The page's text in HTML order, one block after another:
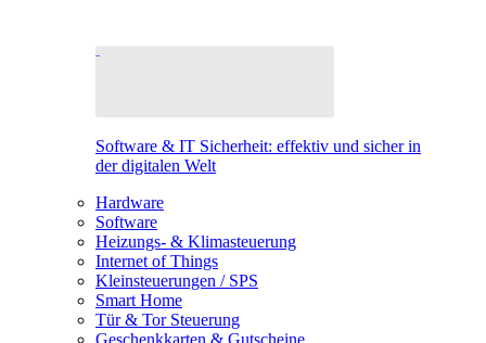
Software & IT Sicherheit: effektiv und sicher in
der digitalen Welt
Hardware
Software
Heizungs- & Klimasteuerung
Internet of Things
Kleinsteuerungen / SPS
Smart Home
Tür & Tor Steuerung
Geschenkkarten & Gutscheine